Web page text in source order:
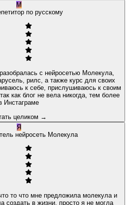
М
по русскому
с нейросетью Молекула,
рилс, а также курс для своих
к себе, прислушиваюсь к своим
как блог не вела никогда, тем более
Инстаграме
целиком →
Я
нейросеть Молекула
то что мне предложила молекула и
создать в жизни, просто я не могла